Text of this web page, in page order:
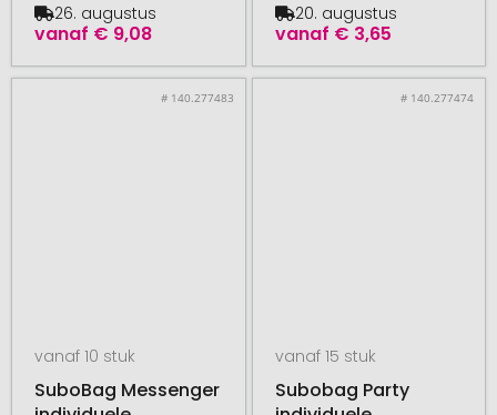
vanaf € 9,08
26. augustus
vanaf € 3,65
20. augustus
# 140.277483
vanaf 10 stuk
SuboBag Messenger
# 140.277474
vanaf 15 stuk
Subobag Party